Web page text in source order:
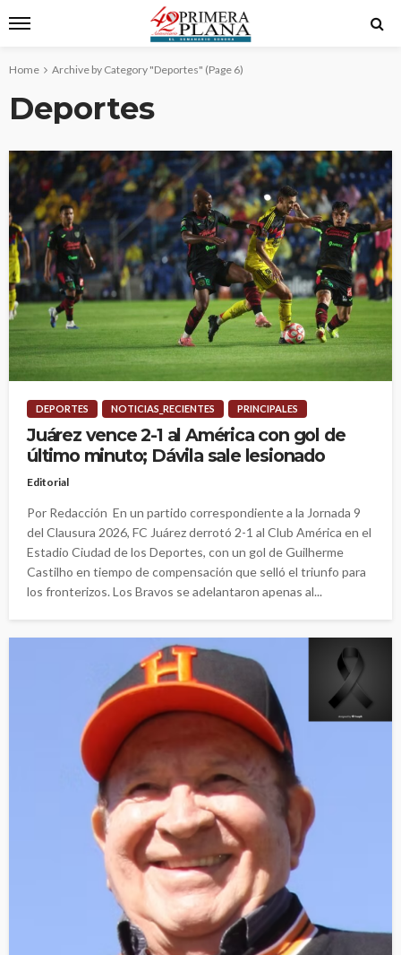
Home Archive by Category "Deportes" (Page 6)
Deportes
DEPORTES NOTICIAS_RECIENTES PRINCIPALES
Juárez vence 2-1 al América con gol de
último minuto; Dávila sale lesionado
Editorial
Por Redacción En un partido correspondiente a la Jornada 9
del Clausura 2026, FC Juárez derrotó 2-1 al Club América en el
Estadio Ciudad de los Deportes, con un gol de Guilherme
Castilho en tiempo de compensación que selló el triunfo para
los fronterizos. Los Bravos se adelantaron apenas al...